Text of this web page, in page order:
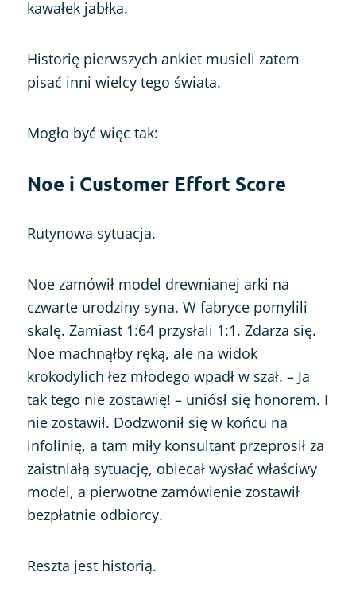
kawałek jabłka.
Historię pierwszych ankiet musieli zatem
pisać inni wielcy tego świata.
Mogło być więc tak:
Noe i Customer Effort Score
Rutynowa sytuacja.
Noe zamówił model drewnianej arki na
czwarte urodziny syna. W fabryce pomylili
skalę. Zamiast 1:64 przysłali 1:1. Zdarza się.
Noe machnąłby ręką, ale na widok
krokodylich łez młodego wpadł w szał. – Ja
tak tego nie zostawię! – uniósł się honorem. I
nie zostawił. Dodzwonił się w końcu na
infolinię, a tam miły konsultant przeprosił za
zaistniałą sytuację, obiecał wysłać właściwy
model, a pierwotne zamówienie zostawił
bezpłatnie odbiorcy.
Reszta jest historią.